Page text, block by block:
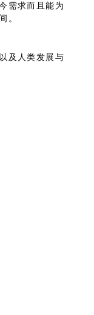
需求而且能为
。
及人类发展与